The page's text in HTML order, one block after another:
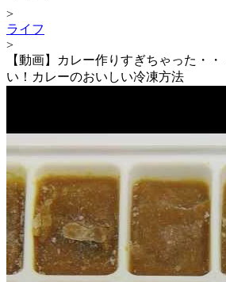
>
ライフ
>
【動画】カレー作りすぎちゃった・
い！カレーのおいしい冷凍方法